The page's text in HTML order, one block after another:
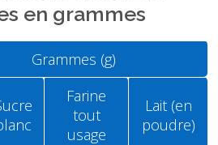
en grammes
Grammes (g)
Farine
tout
usage
Lait (en
poudre)